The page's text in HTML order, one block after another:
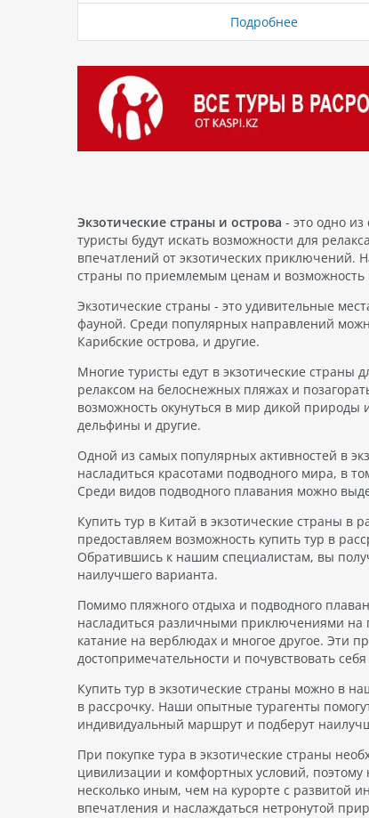
стоимостью, чтобы ваше путешествие стало
запоминающимся, но и экономичным.
Алматы, Астана, Атырау, Караганда,
Актау Египет горящие туры из Алматы,
Костанай, Актобе, Петропавловск, Уральск
горящие туры из Алматы, Астана, Тараз
горящие туры из Алматы, Астана, Атырау,
Подробнее
Экзотические страны и острова - это одно
туристы будут искать возможности для
впечатлений от экзотических приключений.
страны по приемлемым ценам и возможность
Экзотические страны - это удивительные
фауной. Среди популярных направлений
Карибские острова, и другие.
Многие туристы едут в экзотические страны
релаксом на белоснежных пляжах и
возможность окунуться в мир дикой природы
дельфины и другие.
Одной из самых популярных активностей в
насладиться красотами подводного мира, в
Среди видов подводного плавания можно
Купить тур в Китай в экзотические страны в
предоставляем возможность купить тур в
Обратившись к нашим специалистам, вы
наилучшего варианта.
Помимо пляжного отдыха и подводного
насладиться различными приключениями на
катание на верблюдах и многое другое. Эти
достопримечательности и почувствовать
Купить тур в экзотические страны можно в
в рассрочку. Наши опытные турагенты
индивидуальный маршрут и подберут
При покупке тура в экзотические страны
цивилизации и комфортных условий,
несколько иным, чем на курорте с развитой
впечатления и наслаждаться нетронутой